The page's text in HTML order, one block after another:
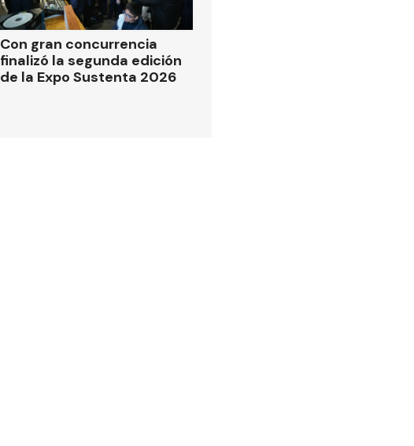
Con gran concurrencia
finalizó la segunda edición
de la Expo Sustenta 2026